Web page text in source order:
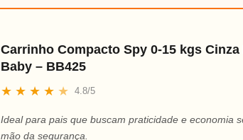
Carrinho Compacto Spy 0-15 kgs
Baby – BB425
★ ★ ★ ★ ★ 4.8/5
Ideal para pais que buscam praticidade e economia
mão da segurança.